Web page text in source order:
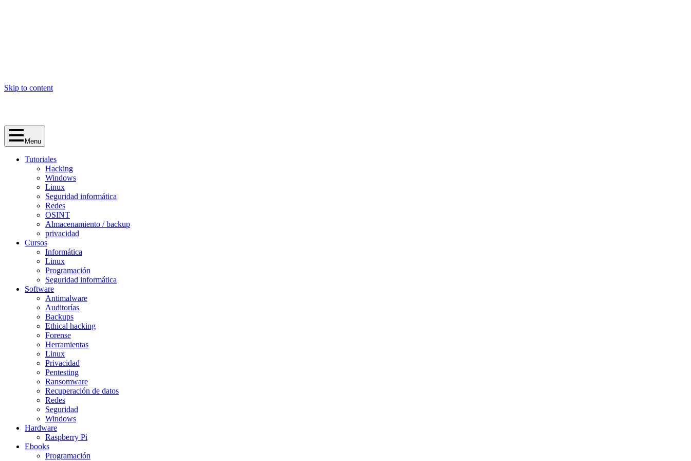
Skip to content
Menu
Tutoriales
Hacking
Windows
Linux
Seguridad informática
Redes
OSINT
Almacenamiento / backup
privacidad
Cursos
Informática
Linux
Programación
Seguridad informática
Software
Antimalware
Auditorías
Backups
Ethical hacking
Forense
Herramientas
Linux
Privacidad
Pentesting
Ransomware
Recuperación de datos
Redes
Seguridad
Windows
Hardware
Raspberry Pi
Ebooks
Programación